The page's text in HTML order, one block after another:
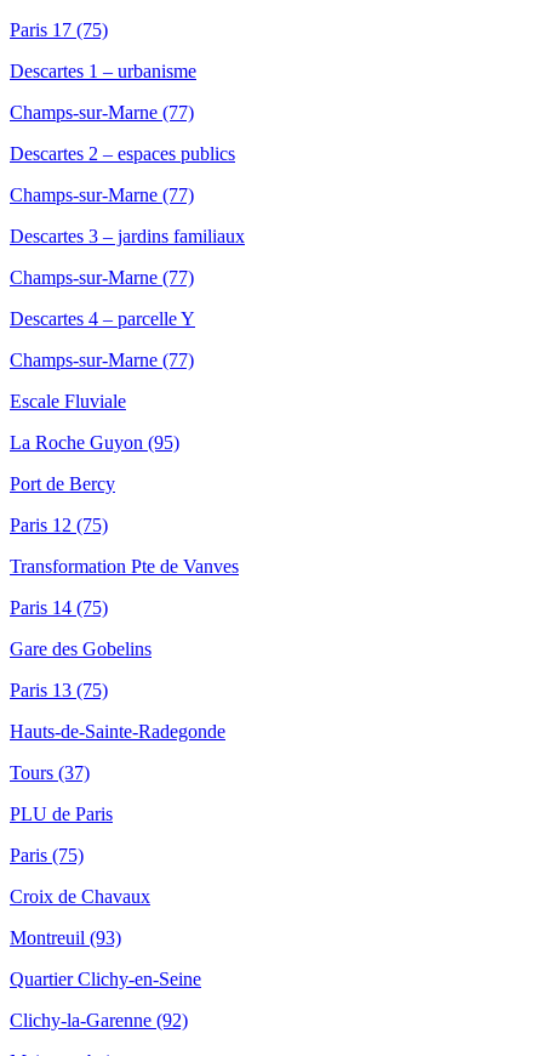
Paris 17 (75)
Descartes 1 – urbanisme
Champs-sur-Marne (77)
Descartes 2 – espaces publics
Champs-sur-Marne (77)
Descartes 3 – jardins familiaux
Champs-sur-Marne (77)
Descartes 4 – parcelle Y
Champs-sur-Marne (77)
Escale Fluviale
La Roche Guyon (95)
Port de Bercy
Paris 12 (75)
Transformation Pte de Vanves
Paris 14 (75)
Gare des Gobelins
Paris 13 (75)
Hauts-de-Sainte-Radegonde
Tours (37)
PLU de Paris
Paris (75)
Croix de Chavaux
Montreuil (93)
Quartier Clichy-en-Seine
Clichy-la-Garenne (92)